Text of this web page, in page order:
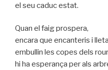
el seu caduc estat.
Quan el faig prospera,
encara que encanteris i
embullin les copes dels
hi ha esperança per als